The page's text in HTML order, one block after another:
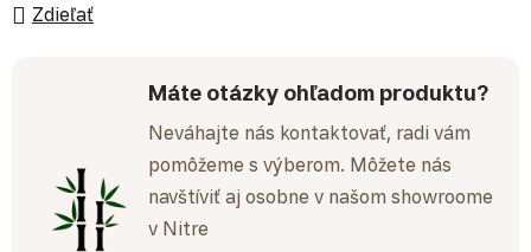
Zdieľať
Máte otázky ohľadom produktu?
Neváhajte nás kontaktovať, radi vám
pomôžeme s výberom. Môžete nás
navštíviť aj osobne v našom showroome
v Nitre